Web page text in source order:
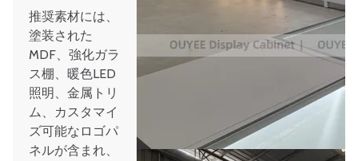
推奨素材には、
塗装された
MDF、強化ガラ
ス棚、暖色LED
照明、金属トリ
ム、カスタマイ
ズ可能なロゴパ
ネルが含まれ、